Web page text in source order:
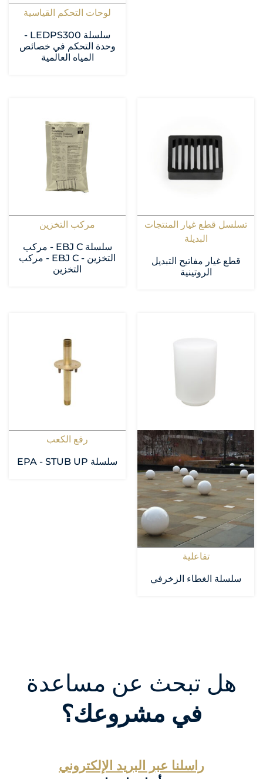
لوحات التحكم القياسية
سلسلة LEDPS300 -
وحدة التحكم في خصائص
المياه العالمية
تسلسل قطع غيار المنتجات
البديلة
قطع غيار مفاتيح التبديل
الروتينية
مركب التخزين
سلسلة EBJ C - مركب
التخزين - EBJ C - مركب
التخزين
تفاعلية
سلسلة الغطاء الزخرفي
رفع الكعب
سلسلة EPA - STUB UP
هل تبحث عن مساعدة
في مشروعك؟
راسلنا عبر البريد الإلكتروني